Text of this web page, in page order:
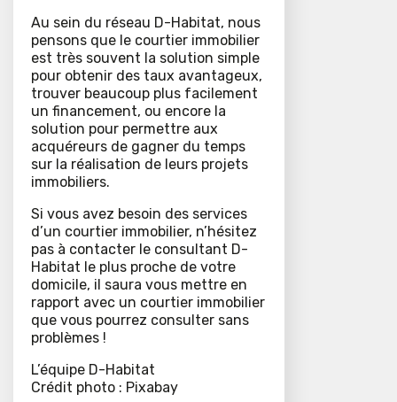
Au sein du réseau D-Habitat, nous
pensons que le courtier immobilier
est très souvent la solution simple
pour obtenir des taux avantageux,
trouver beaucoup plus facilement
un financement, ou encore la
solution pour permettre aux
acquéreurs de gagner du temps
sur la réalisation de leurs projets
immobiliers.
Si vous avez besoin des services
d’un courtier immobilier, n’hésitez
pas à contacter le consultant D-
Habitat le plus proche de votre
domicile, il saura vous mettre en
rapport avec un courtier immobilier
que vous pourrez consulter sans
problèmes !
L’équipe D-Habitat
Crédit photo : Pixabay